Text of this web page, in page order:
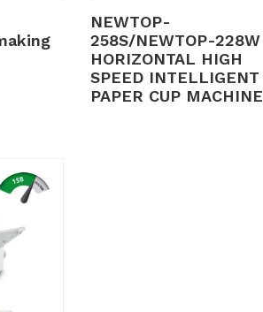
NEWTOP-
258S/NEWTOP-228W
HORIZONTAL HIGH
SPEED INTELLIGENT
PAPER CUP MACHINE